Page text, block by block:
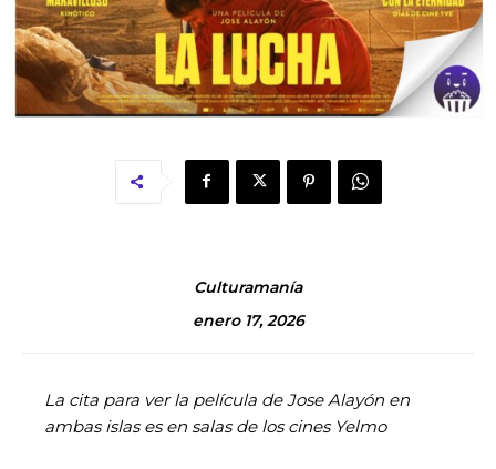
Culturamanía
enero 17, 2026
La cita para ver la película de Jose Alayón en
ambas islas es en salas de los cines Yelmo